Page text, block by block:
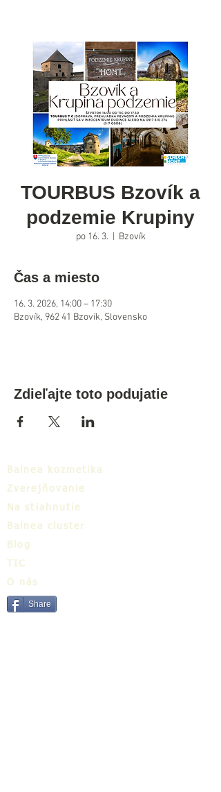
TOURBUS Bzovík a
podzemie Krupiny
po 16. 3. Bzovík
Čas a miesto
16. 3. 2026, 14:00 – 17:30
Bzovík, 962 41 Bzovík, Slovensko
Zdieľajte toto podujatie
Balnea kozmetika
Zverejňovanie
Na stiahnutie
Balnea cluster
Blog
TIC
O nás
Share